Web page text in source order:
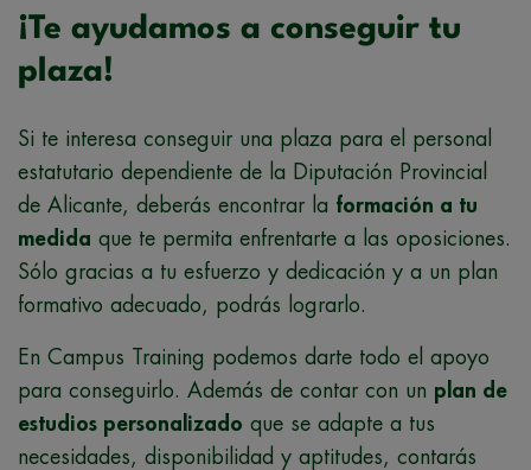
¡Te ayudamos a conseguir tu
plaza!
Si te interesa conseguir una plaza para el personal
estatutario dependiente de la Diputación Provincial
de Alicante, deberás encontrar la formación a tu
medida que te permita enfrentarte a las oposiciones.
Sólo gracias a tu esfuerzo y dedicación y a un plan
formativo adecuado, podrás lograrlo.
En Campus Training podemos darte todo el apoyo
para conseguirlo. Además de contar con un plan de
estudios personalizado que se adapte a tus
necesidades, disponibilidad y aptitudes, contarás